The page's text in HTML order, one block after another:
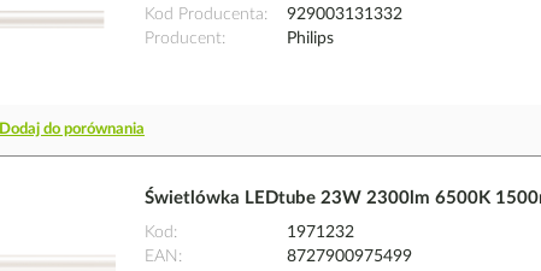
Kod Producenta
929003131332
Producent
Philips
Dodaj do porównania
Świetlówka LEDtube 23W 2300lm 6500K
Kod
1971232
EAN
8727900975499